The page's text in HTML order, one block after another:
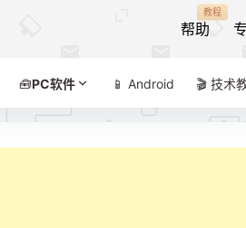
帮助
教程
🧰PC软件 📱 Android 🎬 技术